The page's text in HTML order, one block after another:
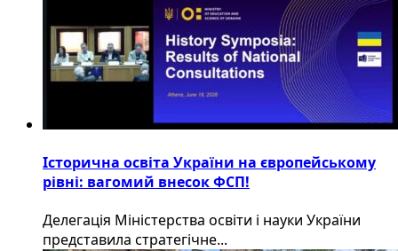
Історична освіта України на європейському
рівні: вагомий внесок ФСП!
Делегація Міністерства освіти і науки України
представила стратегічне...